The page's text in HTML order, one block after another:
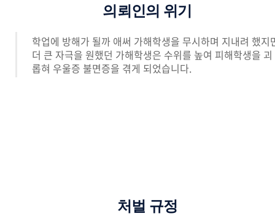
의뢰인의 위기
학업에 방해가 될까 애써 가해학생을 무시하며 지내려 했지
더 큰 자극을 원했던 가해학생은 수위를 높여 피해학생을 괴
롭혀 우울증 불면증을 겪게 되었습니다.
처벌 규정